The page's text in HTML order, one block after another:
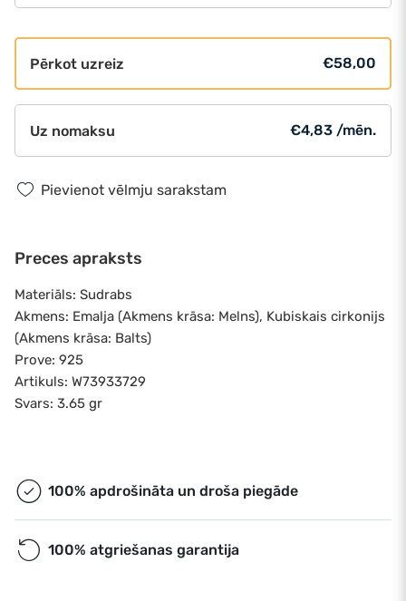
Pērkot uzreiz €58,00
Uz nomaksu €4,83 /mēn.
Pievienot vēlmju sarakstam
Preces apraksts
Materiāls: Sudrabs
Akmens: Emalja (Akmens krāsa: Melns), Kubiskais cirkonijs
(Akmens krāsa: Balts)
Prove: 925
Artikuls: W73933729
Svars: 3.65 gr
100% apdrošināta un droša piegāde
100% atgriešanas garantija